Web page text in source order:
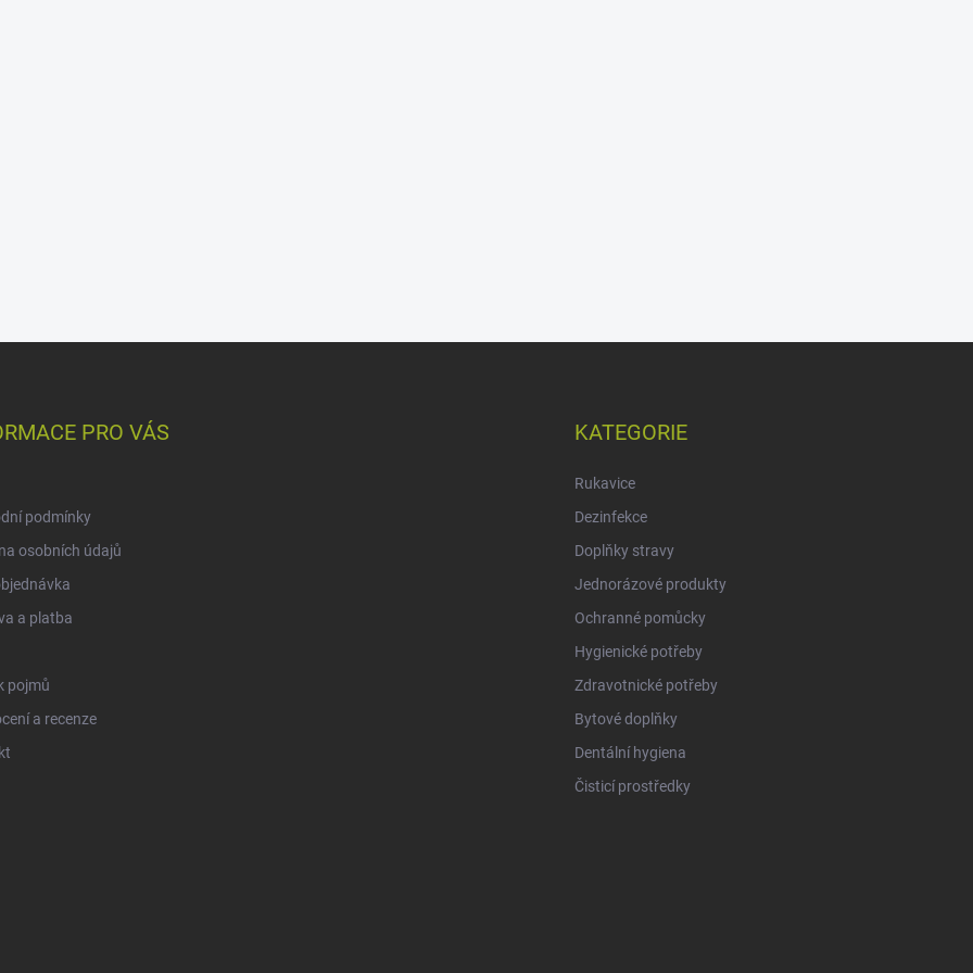
PRO VÁS
podmínky
osobních údajů
a platba
pojmů
a recenze
KATEGORIE
Rukavice
Dezinfekce
Doplňky stravy
Jednorázové produkty
Ochranné pomůcky
Hygienické potřeby
Zdravotnické potřeby
Bytové doplňky
Dentální hygiena
Čisticí prostředky